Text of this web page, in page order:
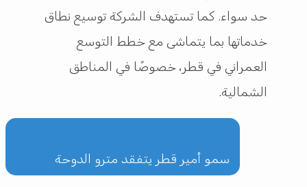
حد سواء. كما تستهدف الشركة توسيع نطاق
خدماتها بما يتماشى مع خطط التوسع
العمراني في قطر، خصوصًا في المناطق
الشمالية.
سمو أمير قطر يتفقد مترو الدوحة